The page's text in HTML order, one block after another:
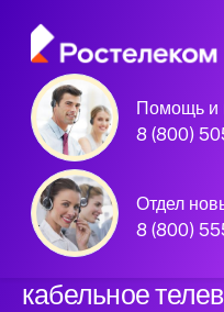
Помощь и
8 (800)
Отдел
8 (800)
партнер
Подключили
кабельное